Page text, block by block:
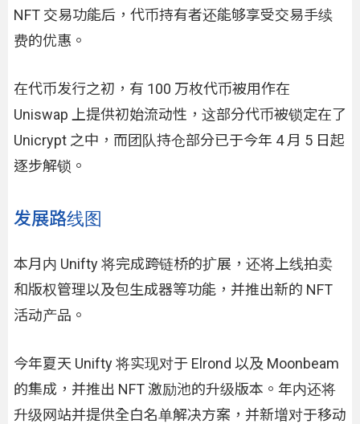
NFT 交易功能后，代币持有者还能够享受交易手续
费的优惠。
在代币发行之初，有 100 万枚代币被用作在
Uniswap 上提供初始流动性，这部分代币被锁定在了
Unicrypt 之中，而团队持仓部分已于今年 4 月 5 日起
逐步解锁。
发展路线图
本月内 Unifty 将完成跨链桥的扩展，还将上线拍卖
和版权管理以及包生成器等功能，并推出新的 NFT
活动产品。
今年夏天 Unifty 将实现对于 Elrond 以及 Moonbeam
的集成，并推出 NFT 激励池的升级版本。年内还将
升级网站并提供全白名单解决方案，并新增对于移动